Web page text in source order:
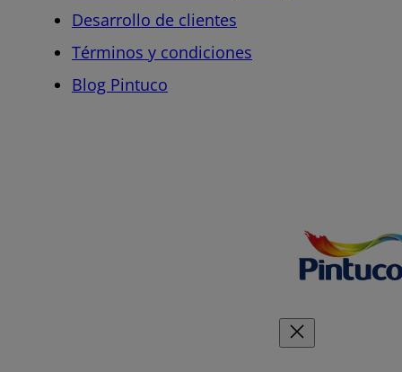
Desarrollo de clientes
Términos y condiciones
Blog Pintuco